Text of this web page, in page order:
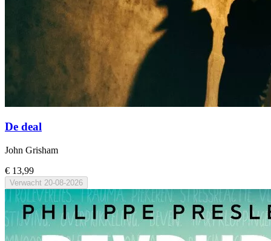
De deal
John Grisham
€ 13,99
Verwacht 20-08-2026